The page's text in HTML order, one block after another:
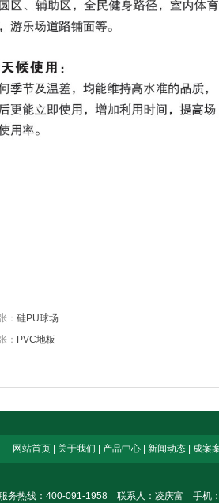
： 硅PU球场
： PVC地板
网站首页| 关于我们 产品中心| 新闻动态| 成案
务热线：400-091-1958 联系人：凌庆富 手机